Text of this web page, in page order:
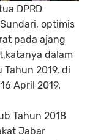
DPRD
optimis
pada ajang
dalam
2019, di
April 2019.
Tahun 2018
Jabar